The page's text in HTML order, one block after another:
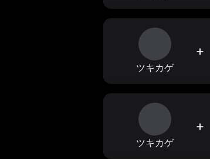
ツキカゲ
+
ツキカゲ
+